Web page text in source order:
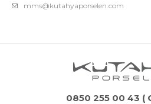
0850 255 00 43 (
mms@kutahyaporselen.com